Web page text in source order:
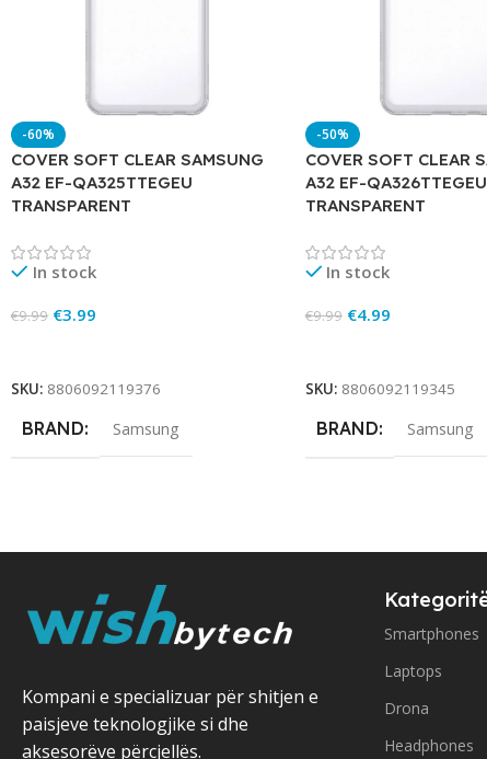
-60%
COVER SOFT CLEAR SAMSUNG
A32 EF-QA325TTEGEU
TRANSPARENT
In stock
€9.99 €3.99
SKU: 8806092119376
BRAND Samsung
-50%
COVER SOFT CLEAR
A32 EF-QA326TTEGEU
TRANSPARENT
In stock
€9.99 €4.99
SKU: 8806092119345
BRAND Samsung
Kompani e specializuar për shitjen e
paisjeve teknologjike si dhe
aksesorëve përcjellës.
Smartphones
Laptops
Drona
Headphones